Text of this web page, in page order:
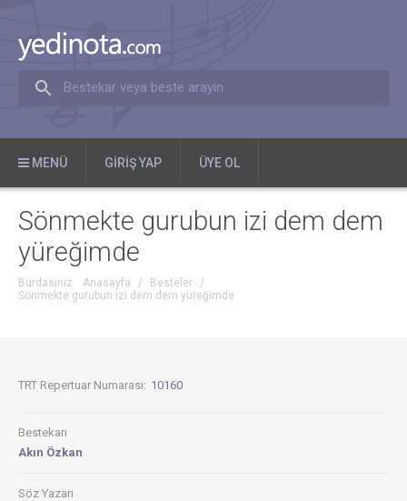
Bestekar veya beste arayın
MENÜ GIRIŞ YAP ÜYE OL
Sönmekte gurubun izi dem dem
yüreğimde
Burdasınız: Anasayfa / Besteler
/
Sönmekte gurubun izi dem dem yüreğimde
TRT Repertuar Numarası: 10160
Bestekarı
Akın Özkan
Söz Yazarı